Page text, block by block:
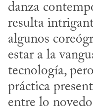
danza
resulta
algunos
estar a la
tecnología,
práctica
entre lo